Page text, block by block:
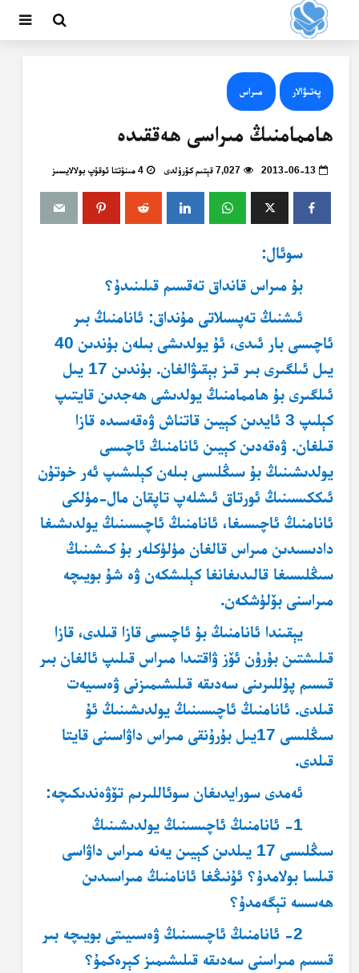
پەتىۋالار مىراس
ھاممامنىڭ مىراسى ھەققىدە
2013-06-13 7,027 قېتىم كۆرۈلدى 4 مىنۇتتا ئوقۇپ بولالايسىز
سوئال:
بۇ مىراس قانداق تەقسىم قىلىنىدۇ؟
ئىشنىڭ تەپسىلاتى مۇنداق: ئانامنىڭ بىر
ئاچىسى بار ئىدى، ئۇ يولدىشى بىلەن بۇندىن 40
يىل ئىلگىرى بىر قىز بېقىۋالغان. بۇندىن 17 يىل
ئىلگىرى بۇ ھاممامنىڭ يولدىشى ھەجدىن قايتىپ
كېلىپ 3 ئايدىن كېيىن قاتناش ۋەقەسىدە قازا
قىلغان. ۋەقەدىن كېيىن ئانامنىڭ ئاچىسى
يولدىشىنىڭ بۇ سىڭلىسى بىلەن كېلىشىپ ئەر خوتۇن
ئىككىسىنىڭ ئورتاق ئىشلەپ تاپقان مال-مۈلكى
ئانامنىڭ ئاچىسىغا، ئانامنىڭ ئاچىسىنىڭ يولدىشىغا
دادىسىدىن مىراس قالغان مۈلۈكلەر بۇ كىشىنىڭ
سىڭلىسىغا قالىدىغانغا كېلىشكەن ۋە شۇ بويىچە
مىراسنى بۆلۈشكەن.
يېقىندا ئانامنىڭ بۇ ئاچىسى قازا قىلدى، قازا
قىلىشتىن بۇرۇن ئۆز ۋاقتىدا مىراس قىلىپ ئالغان بىر
قىسىم پۇللىرىنى سەدىقە قىلىشىمىزنى ۋەسىيەت
قىلدى. ئانامنىڭ ئاچىسىنىڭ يولدىشىنىڭ ئۇ
سىڭلىسى 17
يىل بۇرۇنقى مىراس داۋاسىنى قايتا
قىلدى.
ئەمدى سورايدىغان سوئاللىرىم تۆۋەندىكىچە:
1- ئانامنىڭ ئاچىسىنىڭ يولدىشىنىڭ
سىڭلىسى 17 يىلدىن كېيىن يەنە مىراس داۋاسى
قىلسا بولامدۇ؟ ئۇنىڭغا ئانامنىڭ مىراسىدىن
ھەسسە تېگەمدۇ؟
2- ئانامنىڭ ئاچىسىنىڭ ۋەسىيىتى بويىچە بىر
قىسىم مىراسنى سەدىقە قىلىشىمىز كېرەكمۇ؟